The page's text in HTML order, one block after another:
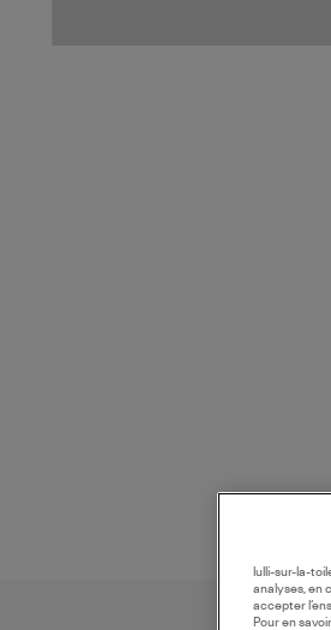
lulli-sur-la-
analyses, en
accepter
Pour en